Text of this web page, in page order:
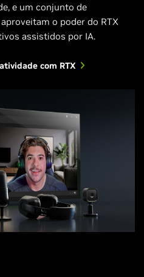
e um conjunto de
o poder do RTX
assistidos por IA.
com RTX